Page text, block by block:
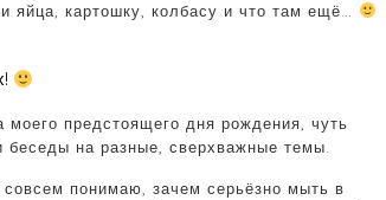
картошку, колбасу и что там ещё…
предстоящего дня рождения, чуть
на разные, сверхважные темы.
понимаю, зачем серьёзно мыть в